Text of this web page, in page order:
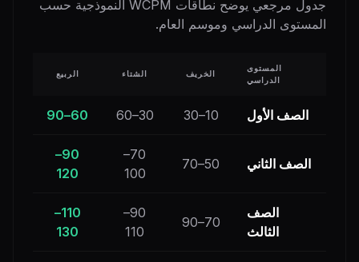
جدول مرجعي يوضح نطاقات WCPM النموذجية حسب
المستوى الدراسي وموسم العام.
المستوى
الدراسي
الخريف الشتاء الربيع
الصف الأول 10–30
30–60
60–90
الصف الثاني 50–70
70–
100
90–
120
الصف
الثالث
70–90
90–
110
110–
130